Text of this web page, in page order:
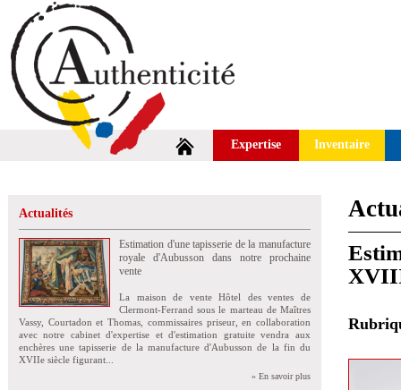
Expertise Inventaire
Actualités
Estimation d'une tapisserie de la manufacture
royale d'Aubusson dans notre prochaine
vente
La maison de vente Hôtel des ventes de
Clermont-Ferrand sous le marteau de Maîtres
Vassy, Courtadon et Thomas, commissaires priseur, en collaboration
avec notre cabinet d'expertise et d'estimation gratuite vendra aux
enchères une tapisserie de la manufacture d'Aubusson de la fin du
XVIIe siècle figurant...
» En savoir plus